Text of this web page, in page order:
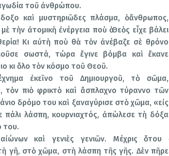
τοῦ ἀνθρώπου.
καὶ μυστηριῶδες πλάσμα, ὁ ἄνθρωπος,
τὴν ἀτομικὴ ἐνέργεια ποὺ ὁ Θεὸς εἶχε βάλει
Κι αὐτὴ ποὺ θὰ τὸν ἀνέβαζε σὲ θρόνο
σωστά, τώρα ἔγινε βόμβα καὶ ἔκανε
κι ὅλο τὸν κόσμο τοῦ Θεοῦ.
ἐκεῖνο τοῦ Δημιουργοῦ, τὸ σῶμα,
πιὸ φρικτὸ καὶ ἄσπλαχνο τύραννο τῶν
δρόμο του καὶ ξαναγύρισε στὸ χῶμα, «εἰς
πάλι λάσπη, κουρνιαχτός, ἀπώλεσε τὴ δόξα
του.
καὶ γενιὲς γενιῶν. Μέχρις ὅτου ὁ
γῆ, στὸ χῶμα, στὴ λάσπη τῆς γῆς. Δὲν πῆρε